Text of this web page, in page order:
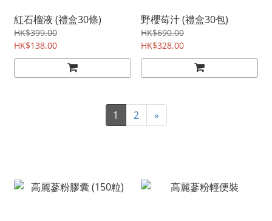
紅石榴液 (禮盒30條)
HK$399.00
HK$138.00
野櫻莓汁 (禮盒30包)
HK$690.00
HK$328.00
1 2 »